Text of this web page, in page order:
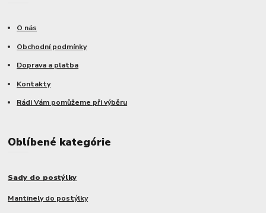
O nás
Obchodní podmínky
Doprava a platba
Kontakty
Rádi Vám pomůžeme při výběru
Oblíbené kategórie
Sady do postýlky
Mantinely do postýlky